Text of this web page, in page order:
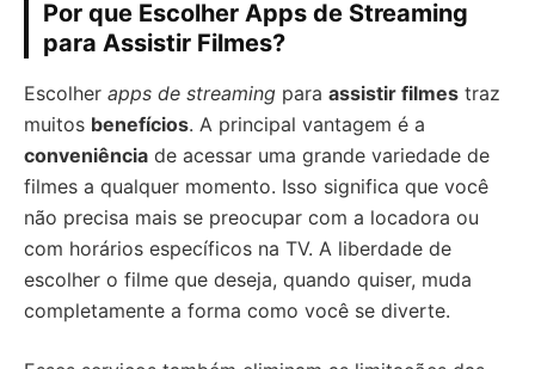
Por que Escolher Apps de Streaming
para Assistir Filmes?
Escolher apps de streaming para assistir filmes traz
muitos benefícios. A principal vantagem é a
conveniência de acessar uma grande variedade de
filmes a qualquer momento. Isso significa que você
não precisa mais se preocupar com a locadora ou
com horários específicos na TV. A liberdade de
escolher o filme que deseja, quando quiser, muda
completamente a forma como você se diverte.